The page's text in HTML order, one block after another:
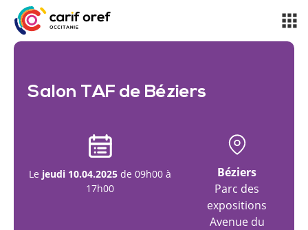
Salon TAF de Béziers
Le jeudi 10.04.2025 de 09h00 à
17h00
Béziers
Parc des
expositions
Avenue du